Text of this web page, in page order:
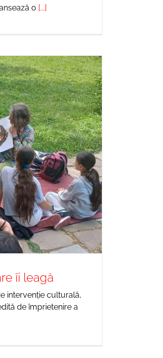
o [...]
îi leagă
intervenție culturală,
de împrietenire a